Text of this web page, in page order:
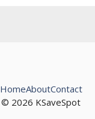
© 2026 KSaveSpot
HomeAboutContact